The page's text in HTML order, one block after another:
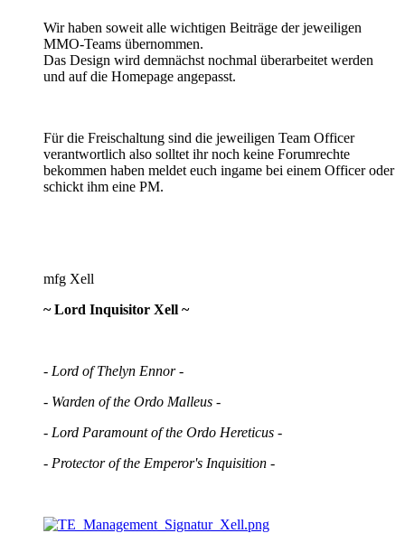
Wir haben soweit alle wichtigen Beiträge der jeweiligen
MMO-Teams übernommen.
Das Design wird demnächst nochmal überarbeitet werden
und auf die Homepage angepasst.
Für die Freischaltung sind die jeweiligen Team Officer
verantwortlich also solltet ihr noch keine Forumrechte
bekommen haben meldet euch ingame bei einem Officer oder
schickt ihm eine PM.
mfg Xell
~ Lord Inquisitor Xell ~
- Lord of Thelyn Ennor -
- Warden of the Ordo Malleus -
- Lord Paramount of the Ordo Hereticus -
- Protector of the Emperor's Inquisition -